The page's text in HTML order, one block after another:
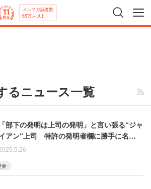
メルマガ読者数
65万人以上！
るニュース一覧
「部下の発明は上司の発明」と言い張る“ジャ
アン“上司 特許の発明者欄に勝手に名を連
……納得いかなかった男性
金